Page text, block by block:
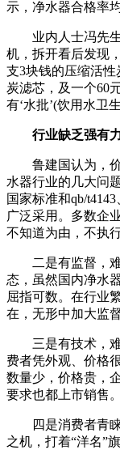
示，净水器合格率
业内人士冯先生
机，拆开看后发现
支3块钱的压缩活
炭滤芯，及一个60
有‘水批’(饮用水卫
行业缺乏强有
鲁建国认为，价
水器行业的几大问
国家标准和qb/
广泛采用。多数企
不知道为由，不执
二是有监督，难
态，虽然国内净水
屈指可数。在行业
在，无形中加大监
三是有技术，难
费者凭外观、价格
数量少，价格贵，
要求也都上市销售。
四是消费者青睐
之机，打着“洋名”